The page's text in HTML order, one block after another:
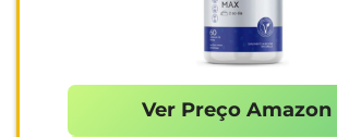
Ver Preço Amazon